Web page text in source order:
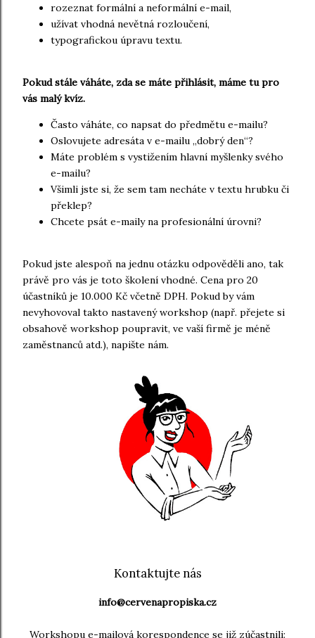
rozeznat formální a neformální e-mail,
užívat vhodná nevětná rozloučení,
typografickou úpravu textu.
Pokud stále váháte, zda se máte přihlásit, máme tu pro
vás malý kvíz.
Často váháte, co napsat do předmětu e-mailu?
Oslovujete adresáta v e-mailu „dobrý den“?
Máte problém s vystižením hlavní myšlenky svého
e-mailu?
Všimli jste si, že sem tam necháte v textu hrubku či
překlep?
Chcete psát e-maily na profesionální úrovni?
Pokud jste alespoň na jednu otázku odpověděli ano, tak
právě pro vás je toto školení vhodné. Cena pro 20
účastníků je 10.000 Kč včetně DPH. Pokud by vám
nevyhovoval takto nastavený workshop (např. přejete si
obsahově workshop poupravit, ve vaší firmě je méně
zaměstnanců atd.), napište nám.
Kontaktujte nás
info@cervenapropiska.cz
Workshopu e-mailová korespondence se již zúčastnili: